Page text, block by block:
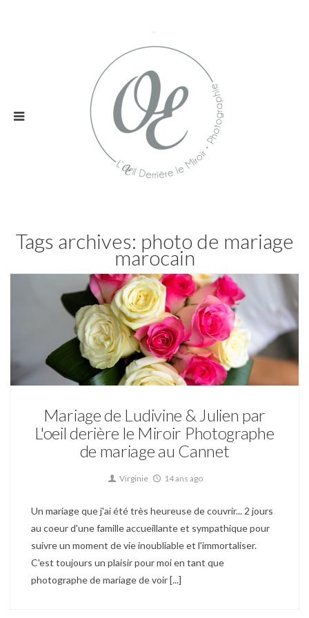
Tags archives: photo de mariage
marocain
Mariage
Mariage de Ludivine & Julien par
L'oeil derière le Miroir Photographe
de mariage au Cannet
Virginie 14 ans ago
Un mariage que j'ai été très heureuse de couvrir... 2 jours
au coeur d'une famille accueillante et sympathique pour
suivre un moment de vie inoubliable et l'immortaliser.
C'est toujours un plaisir pour moi en tant que
photographe de mariage de voir [...]